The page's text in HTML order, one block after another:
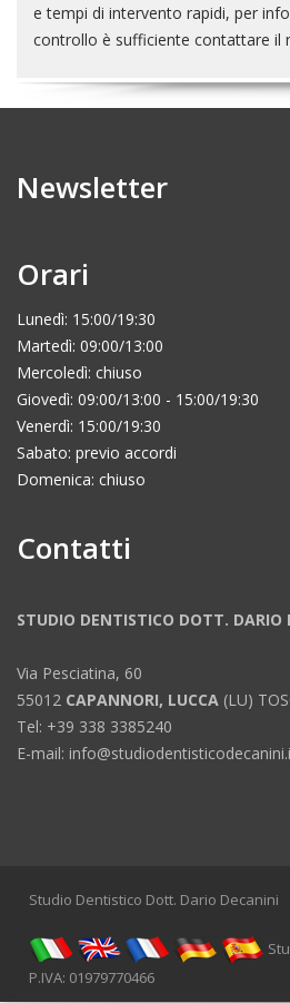
e tempi di intervento rapidi, per
controllo è sufficiente contattare il
Newsletter
Orari
Lunedì: 15:00/19:30
Martedì: 09:00/13:00
Mercoledì: chiuso
Giovedì: 09:00/13:00 - 15:00/19:30
Venerdì: 15:00/19:30
Sabato: previo accordi
Domenica: chiuso
Contatti
STUDIO DENTISTICO DOTT. DARIO
Via Pesciatina, 60
55012 CAPANNORI, LUCCA (LU)
Tel: +39 338 3385240
E-mail:
Studio Dentistico Dott. Dario Decanini
P.IVA: 01979770466